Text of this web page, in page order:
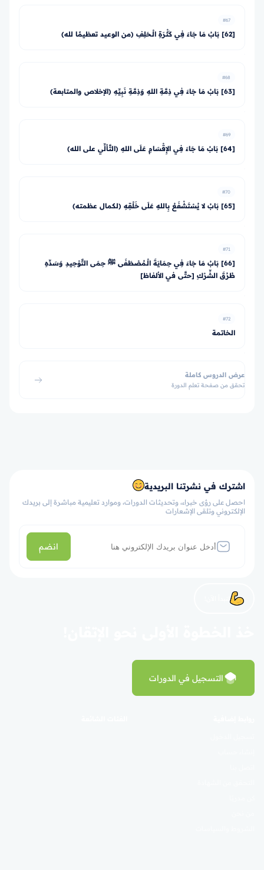
#67
[62] بَابُ مَا جَاءَ فِي كَثْرَةِ الْـحَلِفِ (من الوعيد تعظيمًا لله)
#68
[63] بَابُ مَا جَاءَ فِي ذِمَّةِ اللهِ وَذِمَّةِ نَبِيِّهِ (الإخلاص والمتابعة)
#69
[64] بَابُ مَا جَاءَ فِي الإِقْسَامِ عَلَى اللهِ (التَّألِّي على الله)
#70
[65] بَابُ لا يُسْتَشْفَعُ بِاللهِ عَلَى خَلْقِهِ (لكمال عظمته)
#71
[66] بَابُ مَا جَاءَ فِي حِمَايَةَ الْـمُصْطَفَى ﷺ حِمَى التَّوْحِيدِ وَسَدِّهِ
طُرُقَ الشِّرْكِ [حتَّى في الألفاظ]
#72
الخاتمة
عرض الدروس كاملة
تحقق من صفحة تعلم الدورة
اشترك في نشرتنا البريدية
احصل على رؤى خبراء، وتحديثات الدورات، وموارد تعليمية مباشرة إلى بريدك
الإلكتروني وتلقى الإشعارات
انضم
التسجيل في الدورات